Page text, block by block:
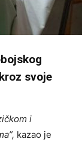
svoje
i
kazao je